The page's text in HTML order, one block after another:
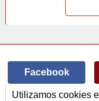
Frases de Amor
Frases de
Facebook
Utilizamos cookies